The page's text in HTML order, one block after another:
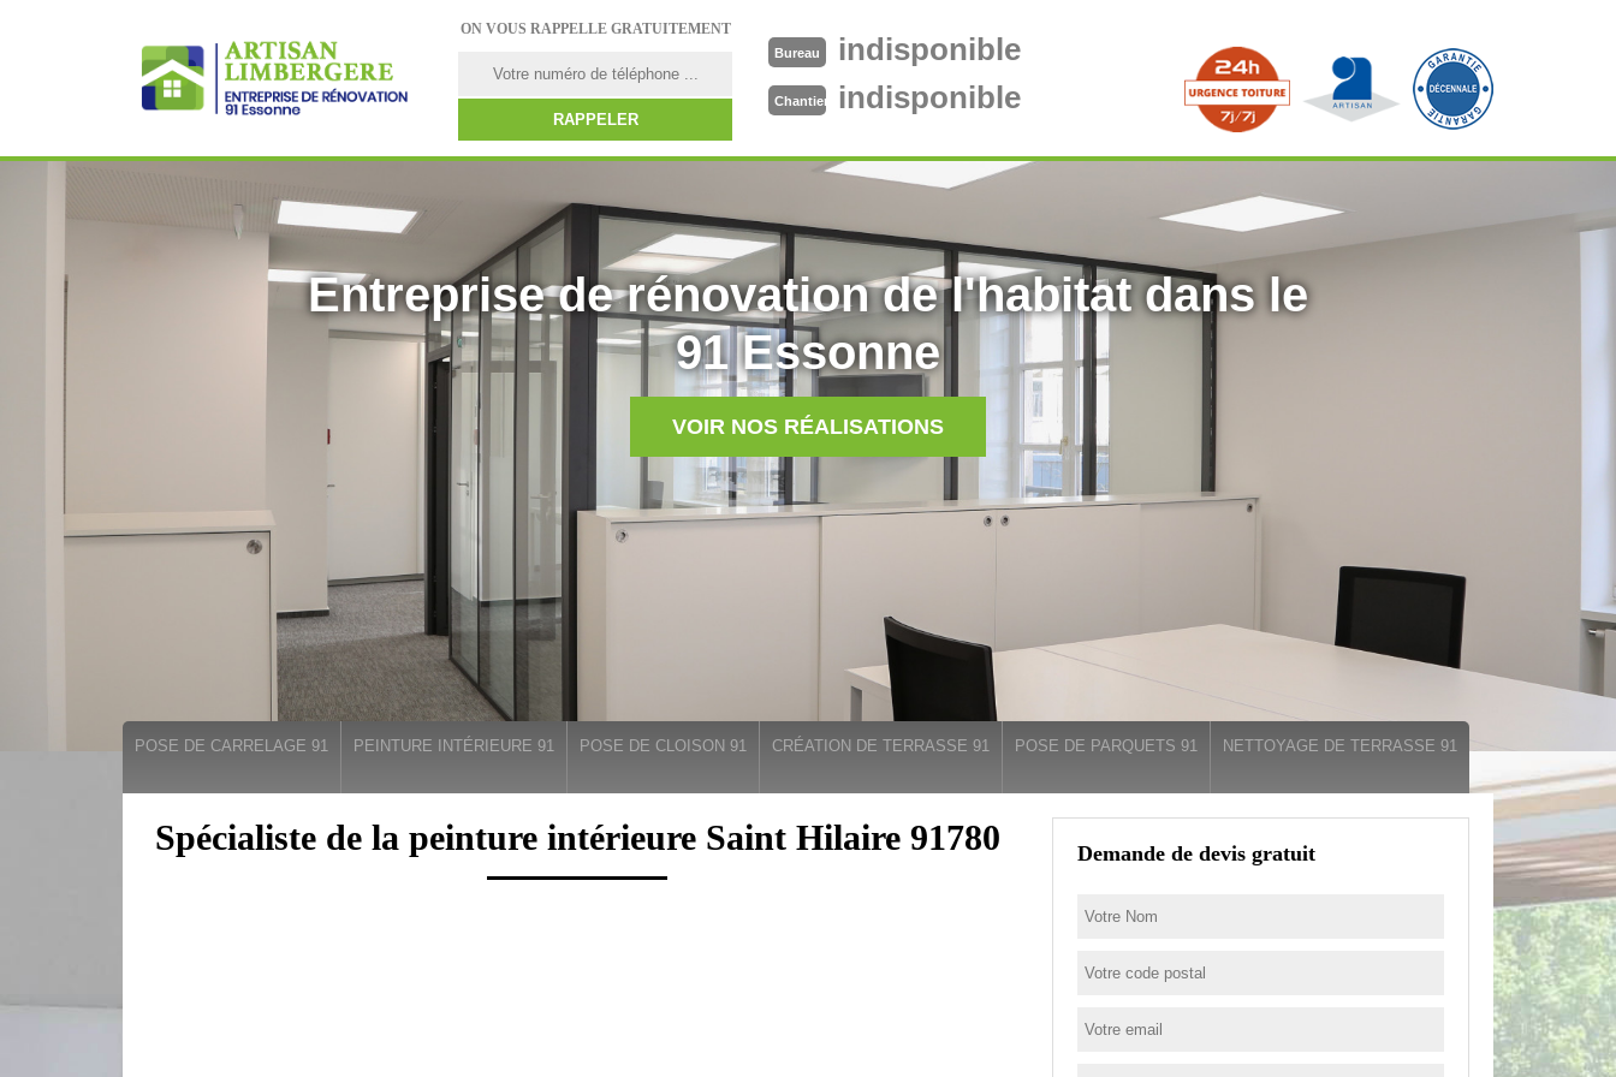
ON VOUS RAPPELLE GRATUITEMENT
Bureau indisponible
Chantier indisponible
Entreprise de rénovation de l'habitat dans le
91 Essonne
VOIR NOS RÉALISATIONS
POSE DE CARRELAGE 91 PEINTURE INTÉRIEURE 91 POSE DE CLOISON 91 CRÉATION DE TERRASSE 91 POSE DE PARQUETS 91 NETTOYAGE DE TERRASSE 91
Spécialiste de la peinture intérieure Saint Hilaire 91780 Demande de devis gratuit